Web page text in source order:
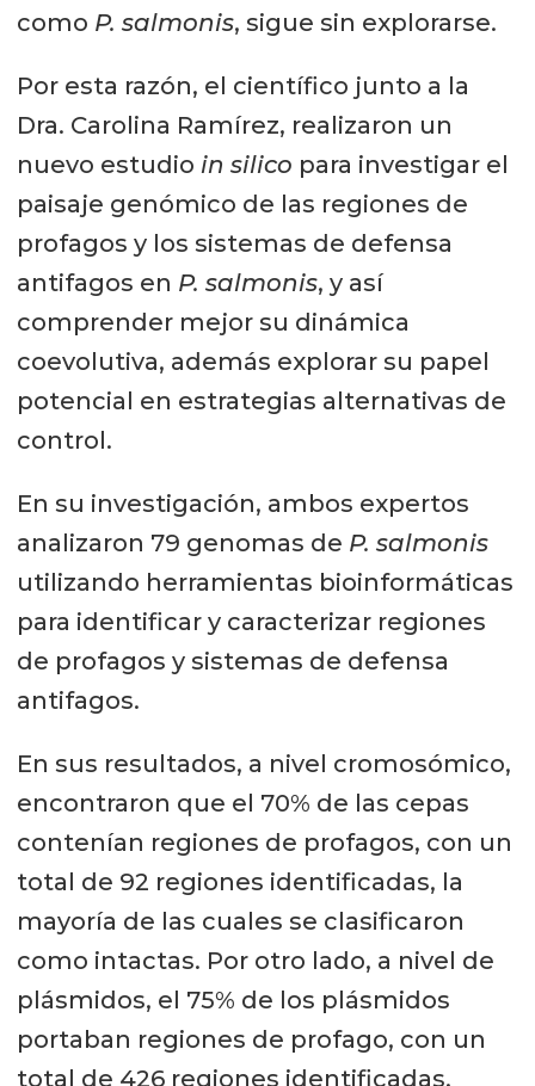
como P. salmonis, sigue sin explorarse.
Por esta razón, el científico junto a la
Dra. Carolina Ramírez, realizaron un
nuevo estudio in silico para investigar el
paisaje genómico de las regiones de
profagos y los sistemas de defensa
antifagos en P. salmonis, y así
comprender mejor su dinámica
coevolutiva, además explorar su papel
potencial en estrategias alternativas de
control.
En su investigación, ambos expertos
analizaron 79 genomas de P. salmonis
utilizando herramientas bioinformáticas
para identificar y caracterizar regiones
de profagos y sistemas de defensa
antifagos.
En sus resultados, a nivel cromosómico,
encontraron que el 70% de las cepas
contenían regiones de profagos, con un
total de 92 regiones identificadas, la
mayoría de las cuales se clasificaron
como intactas. Por otro lado, a nivel de
plásmidos, el 75% de los plásmidos
portaban regiones de profago, con un
total de 426 regiones identificadas,